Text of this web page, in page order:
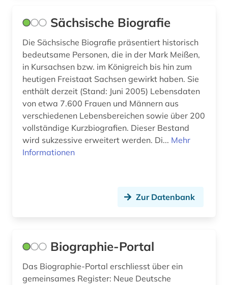
Sächsische Biografie
Die Sächsische Biografie präsentiert historisch
bedeutsame Personen, die in der Mark Meißen,
in Kursachsen bzw. im Königreich bis hin zum
heutigen Freistaat Sachsen gewirkt haben. Sie
enthält derzeit (Stand: Juni 2005) Lebensdaten
von etwa 7.600 Frauen und Männern aus
verschiedenen Lebensbereichen sowie über 200
vollständige Kurzbiografien. Dieser Bestand
wird sukzessive erweitert werden. Di... Mehr
Informationen
Zur Datenbank
Biographie-Portal
Das Biographie-Portal erschliesst über ein
gemeinsames Register: Neue Deutsche